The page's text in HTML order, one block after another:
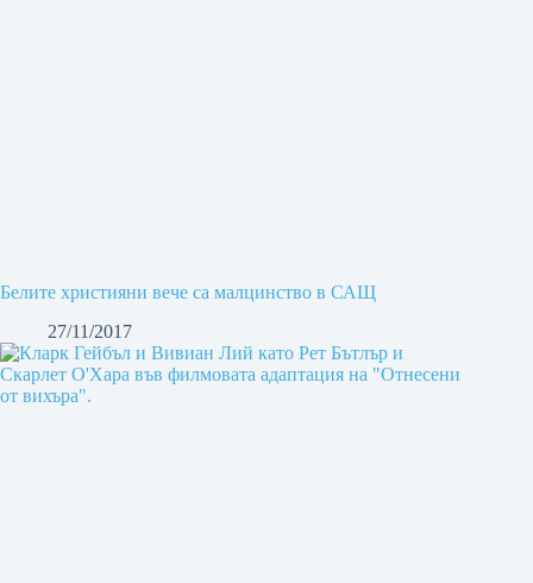
Белите християни вече са малцинство в САЩ
27/11/2017